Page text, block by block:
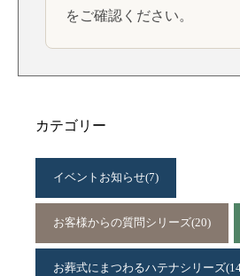
をご確認ください。
カテゴリー
イベントお知らせ(7)
お客様からの質問シリーズ(20)
お葬式にまつわるハテナシリーズ